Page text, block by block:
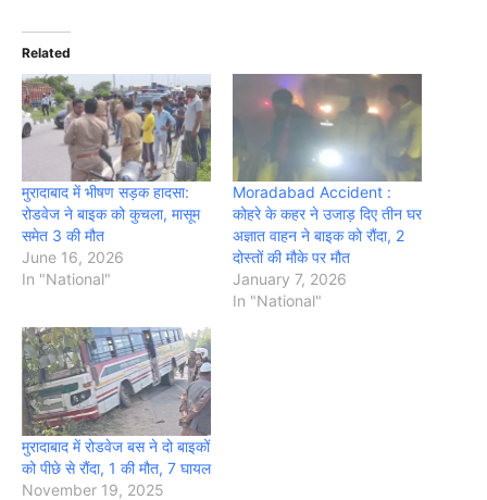
Related
मुरादाबाद में भीषण सड़क हादसा:
रोडवेज ने बाइक को कुचला, मासूम
समेत 3 की मौत
June 16, 2026
In "National"
Moradabad Accident :
कोहरे के कहर ने उजाड़ दिए तीन घर
अज्ञात वाहन ने बाइक को रौंदा, 2
दोस्तों की मौके पर मौत
January 7, 2026
In "National"
मुरादाबाद में रोडवेज बस ने दो बाइकों
को पीछे से रौंदा, 1 की मौत, 7 घायल
November 19, 2025